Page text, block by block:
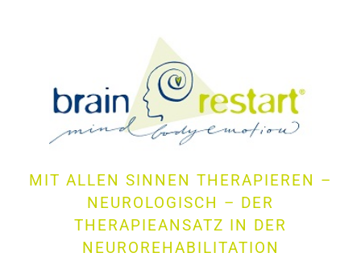
MIT ALLEN SINNEN THERAPIEREN –
NEUROLOGISCH – DER
THERAPIEANSATZ IN DER
NEUROREHABILITATION